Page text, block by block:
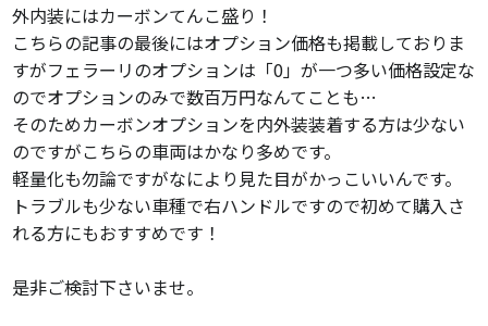
外内装にはカーボンてんこ盛り！
こちらの記事の最後にはオプション価格も掲載しておりま
すがフェラーリのオプションは「0」が一つ多い価格設定な
のでオプションのみで数百万円なんてことも…
そのためカーボンオプションを内外装装着する方は少ない
のですがこちらの車両はかなり多めです。
軽量化も勿論ですがなにより見た目がかっこいいんです。
トラブルも少ない車種で右ハンドルですので初めて購入さ
れる方にもおすすめです！
是非ご検討下さいませ。